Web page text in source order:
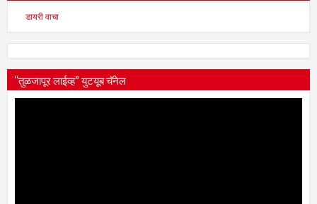
डायरी वाचा
“तुळजापूर लाईव्ह” युटयूब चॅनेल